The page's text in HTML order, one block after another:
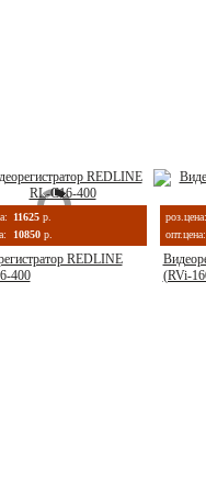
11625 р.
10850 р.
REDLINE
400
роз.цена:
опт.цена:
(RVi-